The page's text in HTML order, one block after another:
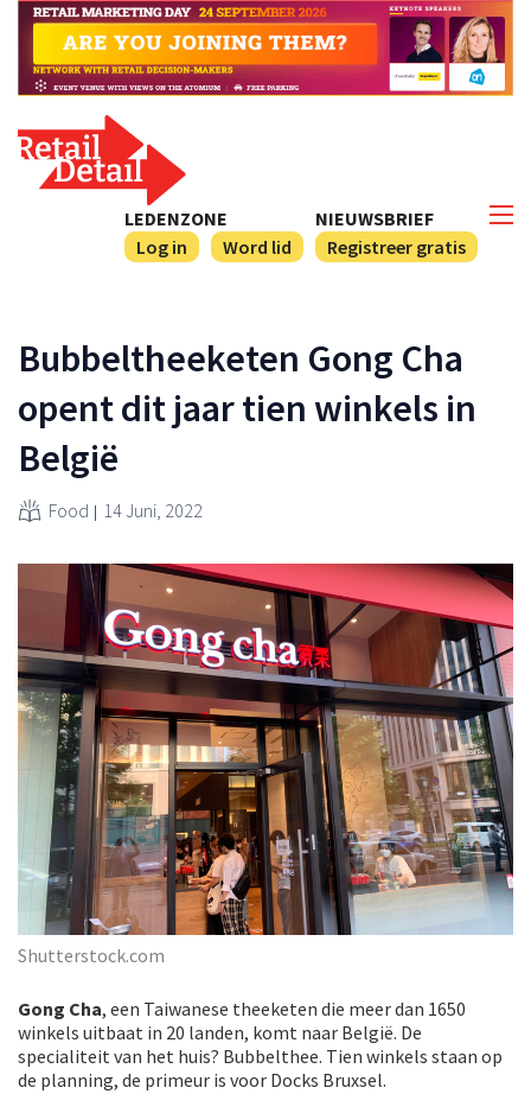
NIEUWSBRIEF
Registreer gratis
LEDENZONE
Log in
Word lid
Bubbeltheeketen Gong Cha
opent dit jaar tien winkels in
België
Food 14 Juni, 2022
Shutterstock.com
Gong Cha, een Taiwanese theeketen die meer dan 1650
winkels uitbaat in 20 landen, komt naar België. De
specialiteit van het huis? Bubbelthee. Tien winkels staan op
de planning, de primeur is voor Docks Bruxsel.